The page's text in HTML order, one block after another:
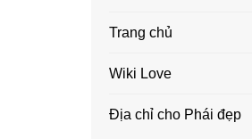
Trang chủ
Wiki Love
Địa chỉ cho Phái đẹp